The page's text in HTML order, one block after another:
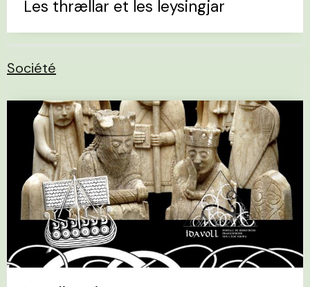
Les thrællar et les leysingjar
Société